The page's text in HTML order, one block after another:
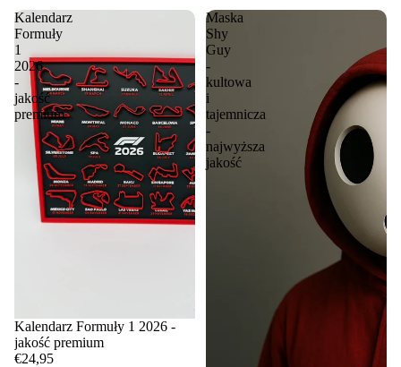
Kalendarz
Formuły
1
2026
-
jakość
premium
Kalendarz Formuły 1 2026 -
jakość premium
€24,95
Maska
Shy
Guy
-
kultowa
i
tajemnicza
-
najwyższa
jakość